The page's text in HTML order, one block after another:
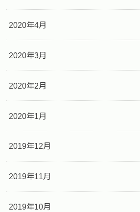
2020年4月
2020年3月
2020年2月
2020年1月
2019年12月
2019年11月
2019年10月